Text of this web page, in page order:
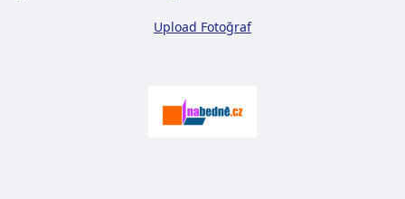
Upload Fotoğraf